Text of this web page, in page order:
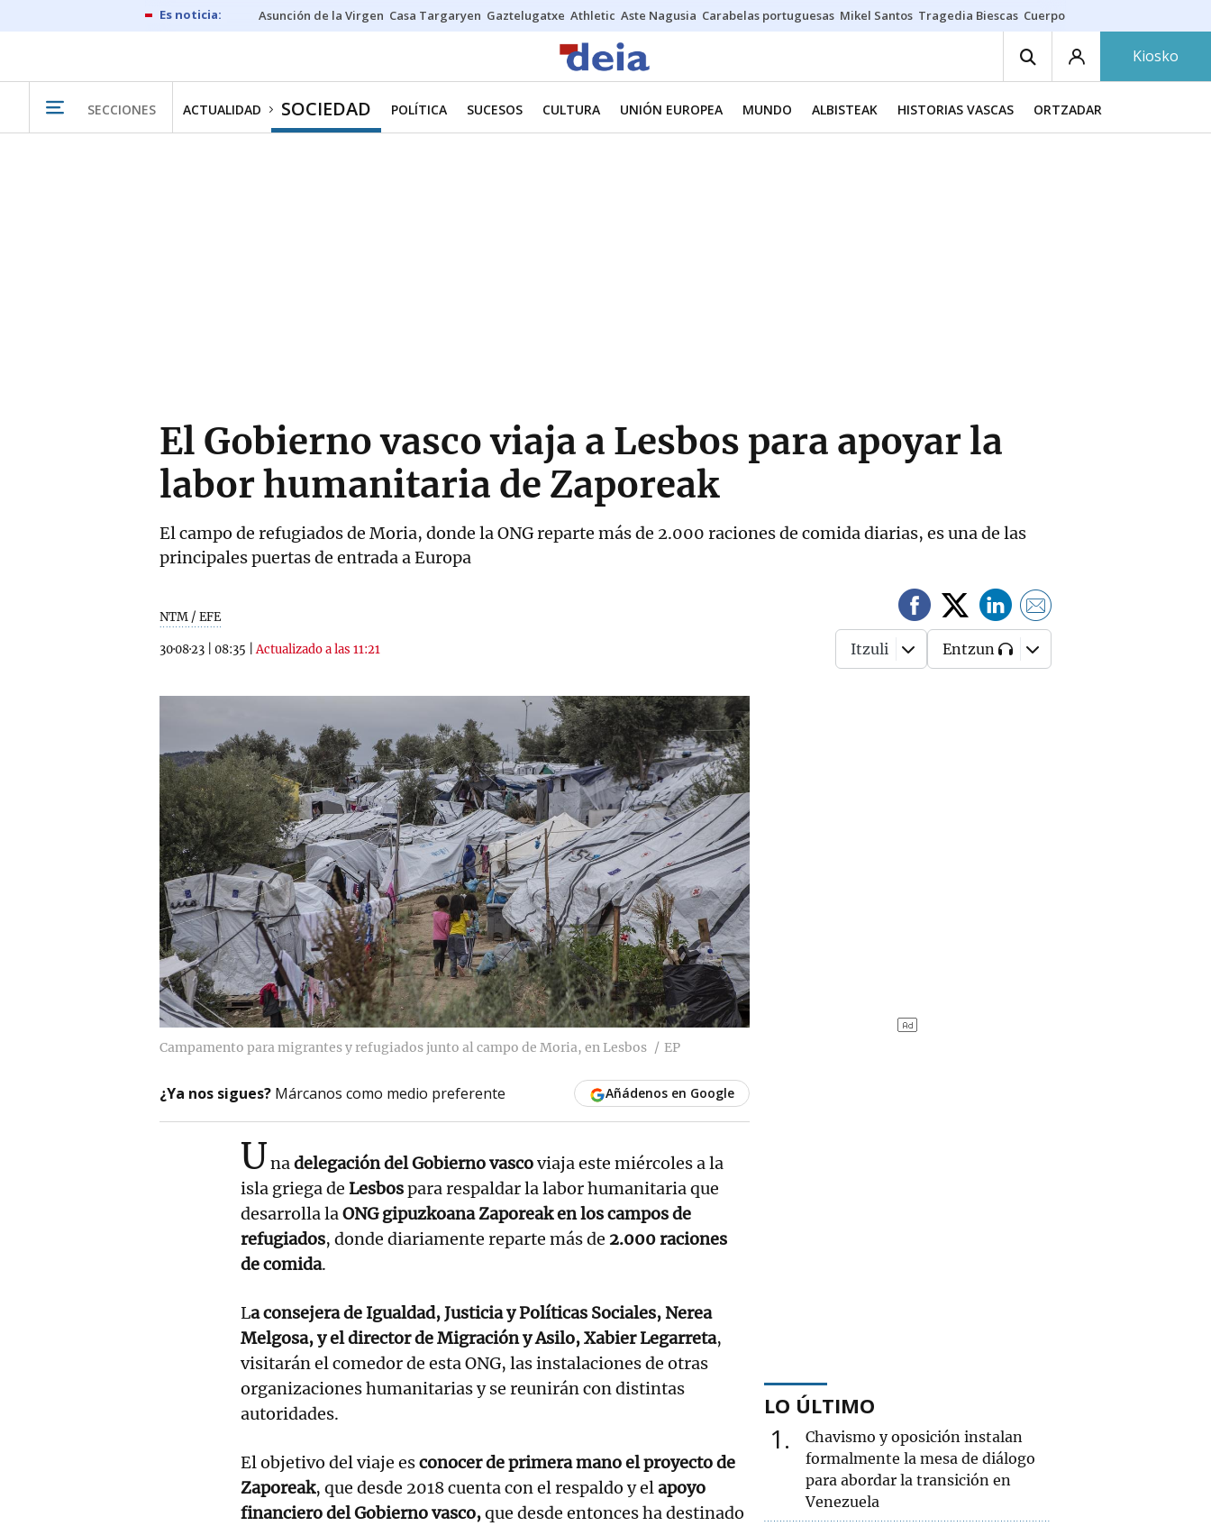
Asunción de la Virgen Casa Targaryen Gaztelugatxe Athletic Aste Nagusia Carabelas portuguesas Mikel Santos Tragedia Biescas Cuerpo ría
Kiosko
SECCIONES ACTUALIDAD SOCIEDAD POLÍTICA SUCESOS CULTURA UNIÓN EUROPEA MUNDO ALBISTEAK HISTORIAS VASCAS ORTZADAR
El Gobierno vasco viaja a Lesbos para apoyar la
labor humanitaria de Zaporeak
El campo de refugiados de Moria, donde la ONG reparte más de 2.000 raciones de comida diarias, es una de las
principales puertas de entrada a Europa
NTM / EFE
30·08·23 08:35 |Actualizado a las 11:21 Itzuli Entzun
Campamento para migrantes y refugiados junto al campo de Moria, en Lesbos EP
¿Ya nos sigues? Márcanos como medio preferente Añádenos en Google
Unadelegación del Gobierno vascoviaja este miércoles a la
isla griega de Lesbospara respaldar la labor humanitaria que
desarrolla laONG gipuzkoana Zaporeak en los campos de
refugiados, donde diariamente reparte más de 2.000 raciones
de comida.
La consejera de Igualdad, Justicia y Políticas Sociales, Nerea
Melgosa, y el director de Migración y Asilo, Xabier Legarreta,
visitarán el comedor de esta ONG, las instalaciones de otras
organizaciones humanitarias y se reunirán con distintas
autoridades.
El objetivo del viaje esconocer de primera mano el proyecto de
Zaporeak, que desde 2018 cuenta con el respaldo y elapoyo
financiero del Gobierno vasco,que desde entonces ha destinado
LO ÚLTIMO
1
Chavismo y oposición instalan
formalmente la mesa de diálogo
para abordar la transición en
Venezuela